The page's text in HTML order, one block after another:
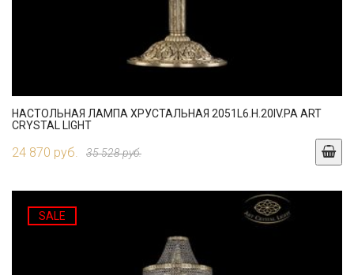
НАСТОЛЬНАЯ ЛАМПА ХРУСТАЛЬНАЯ 2051L6.H.20IV.PA ART
CRYSTAL LIGHT
24 870 руб. 35 528 руб.
SALE